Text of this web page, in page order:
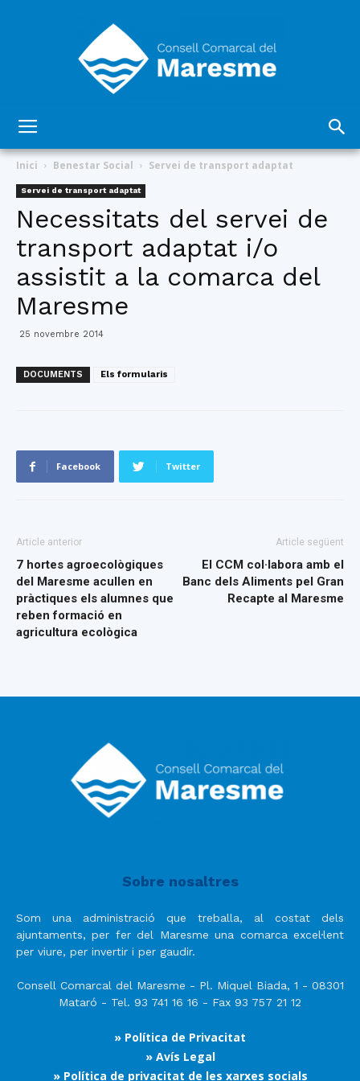
Comarcal
del
Inici Benestar Social Servei de transport adaptat
Servei de transport adaptat
Necessitats del servei de
transport adaptat i/o
assistit a la comarca del
Maresme
25 novembre 2014
DOCUMENTS Els formularis
Facebook Twitter
Article anterior
7 hortes agroecològiques
del Maresme acullen en
pràctiques els alumnes que
reben formació en
agricultura ecològica
Article següent
El CCM col·labora amb el
Banc dels Aliments pel Gran
Recapte al Maresme
Sobre nosaltres
Som una administració que treballa, al costat dels
ajuntaments, per fer del Maresme una comarca excel·lent
per viure, per invertir i per gaudir.
Consell Comarcal del Maresme - Pl. Miquel Biada, 1 - 08301
Mataró - Tel. 93 741 16 16 - Fax 93 757 21 12
» Política de Privacitat
» Avís Legal
» Política de privacitat de les xarxes socials